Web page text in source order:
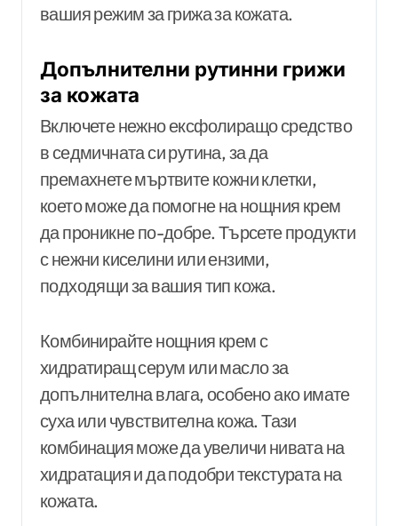
вашия режим за грижа за кожата.
Допълнителни рутинни грижи
за кожата
Включете нежно ексфолиращо средство
в седмичната си рутина, за да
премахнете мъртвите кожни клетки,
което може да помогне на нощния крем
да проникне по-добре. Търсете продукти
с нежни киселини или ензими,
подходящи за вашия тип кожа.
Комбинирайте нощния крем с
хидратиращ серум или масло за
допълнителна влага, особено ако имате
суха или чувствителна кожа. Тази
комбинация може да увеличи нивата на
хидратация и да подобри текстурата на
кожата.